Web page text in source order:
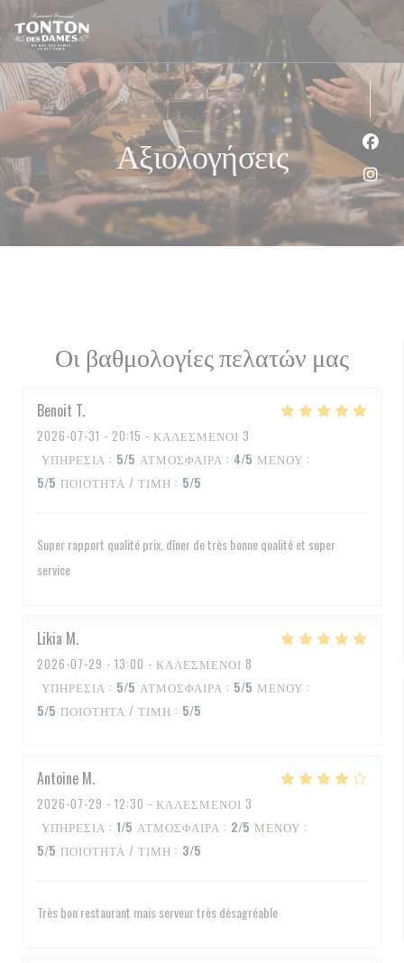
Πίνακας διαχείρισης "Μπισκότων" (Cookies)
Αξιολογήσεις
Οι βαθμολογίες πελατών μας
Benoit T
2026-07-31 - 20:15 - ΚΑΛΕΣΜΈΝΟΙ 3
ΥΠΗΡΕΣΊΑ : 5/5 ΑΤΜΌΣΦΑΙΡΑ : 4/5 ΜΕΝΟΎ :
5/5 ΠΟΙΌΤΗΤΑ / ΤΙΜΉ : 5/5
Super rapport qualité prix, dîner de très bonne qualité et super
service
Likia M
2026-07-29 - 13:00 - ΚΑΛΕΣΜΈΝΟΙ 8
ΥΠΗΡΕΣΊΑ : 5/5 ΑΤΜΌΣΦΑΙΡΑ : 5/5 ΜΕΝΟΎ :
5/5 ΠΟΙΌΤΗΤΑ / ΤΙΜΉ : 5/5
Antoine M
2026-07-29 - 12:30 - ΚΑΛΕΣΜΈΝΟΙ 3
ΥΠΗΡΕΣΊΑ : 1/5 ΑΤΜΌΣΦΑΙΡΑ : 2/5 ΜΕΝΟΎ :
5/5 ΠΟΙΌΤΗΤΑ / ΤΙΜΉ : 3/5
Très bon restaurant mais serveur très désagréable